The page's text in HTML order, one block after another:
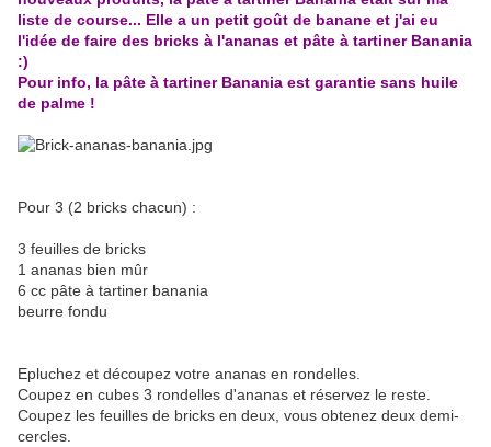
liste de course... Elle a un petit goût de banane et j'ai eu
l'idée de faire des bricks à l'ananas et pâte à tartiner Banania
:)
Pour info, la pâte à tartiner Banania est garantie sans huile
de palme !
Pour 3 (2 bricks chacun) :
3 feuilles de bricks
1 ananas bien mûr
6 cc pâte à tartiner banania
beurre fondu
Epluchez et découpez votre ananas en rondelles.
Coupez en cubes 3 rondelles d'ananas et réservez le reste.
Coupez les feuilles de bricks en deux, vous obtenez deux demi-
cercles.